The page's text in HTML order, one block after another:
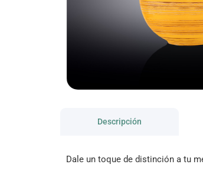
Descripción
Dale un toque de distinción a tu